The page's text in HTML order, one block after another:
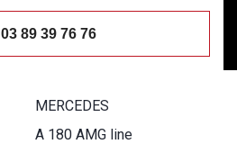
03 89 39 76 76
MERCEDES
A 180 AMG line